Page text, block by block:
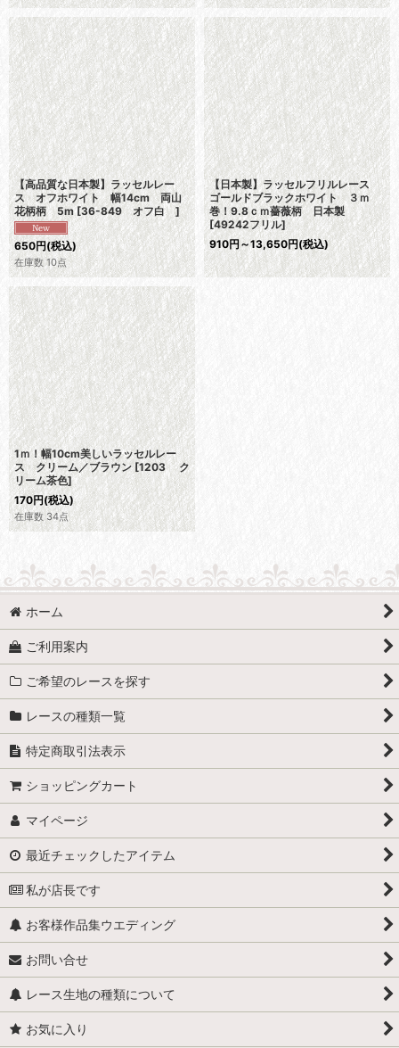
【高品質な日本製】ラッセルレー
ス オフホワイト 幅14cm 両山
花柄柄 5m [36-849 オフ白]
650円(税込)
在庫数 10点
【日本製】ラッセルフリルレース
ゴールドブラックホワイト ３ｍ
巻！9.8ｃｍ薔薇柄 日本製
[49242フリル]
910円～13,650円(税込)
1ｍ！幅10cm美しいラッセルレー
ス クリーム／ブラウン [1203 ク
リーム茶色]
170円(税込)
在庫数 34点
ホーム
ご利用案内
ご希望のレースを探す
レースの種類一覧
特定商取引法表示
ショッピングカート
マイページ
最近チェックしたアイテム
私が店長です
お客様作品集ウエディング
お問い合せ
レース生地の種類について
お気に入り